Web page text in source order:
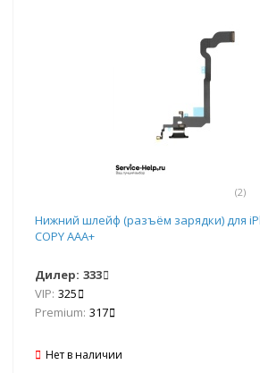
(2)
Нижний шлейф (разъём зарядки) для
COPY AAA+
Дилер: 333
VIP: 325
Premium: 317
Нет в наличии